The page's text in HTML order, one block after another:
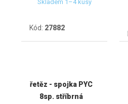
Skladem 1–4 kusy
Kód: 27882
řetěz - spojka PYC
8sp. stříbrná